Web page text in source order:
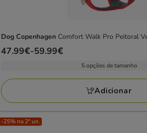
Dog Copenhagen Comfort Walk Pro Peitoral
Preço
a
59.99€
47.99€-59.99€
5 opções de tamanho
Adicionar
-25% na 2ª un.